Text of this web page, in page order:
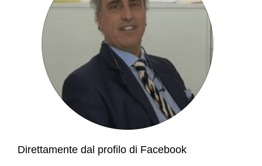
Direttamente dal profilo di Facebook